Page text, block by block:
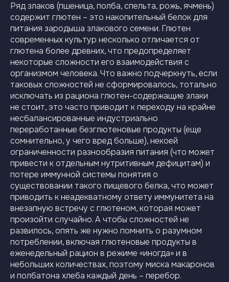
Ряд злаков (пшеница, полба, спельта, рожь, ячмень)
содержит глютен – это накопительный белок для
питания зародыша злакового семени. Глютен
современных культур несколько отличается от
глютена более древних, что предопределяет
некоторые сложности его взаимодействия с
организмом человека. Что важно подчеркнуть, если
таковых сложностей не сформировалось, тотально
исключать из рациона глютен-содержащие злаки
не стоит, это часто приводит к переходу на крайне
несбалансированные индустриально
переработанные безглютеновые продукты (еще
сомнительно, у чего вред больше), некоей
ограниченности разнообразия питания (что может
привести к отдельным нутритивным дефицитам) и
потере иммунной системы понятия о
существовании такого пищевого белка, что может
приводить к неадекватному ответу иммунитета на
внезапную встречу с глютеном, которая может
произойти случайно. А чтобы сложностей не
развилось, опять же нужно помнить о разумном
потреблении, включая глютеновые продукты в
еженедельный рацион в режиме «иногда» и в
небольших количествах, поэтому миска макаронов
и полбатона хлеба каждый день – перебор.